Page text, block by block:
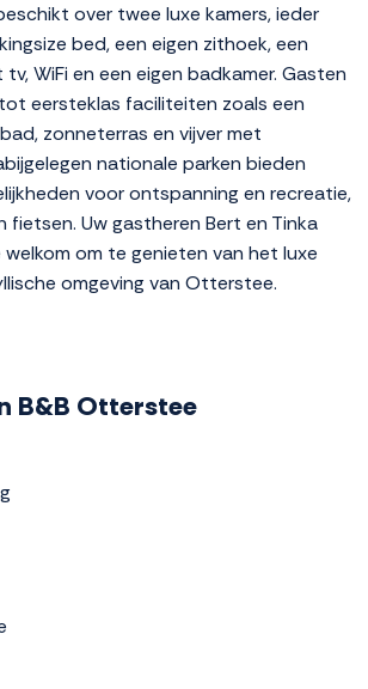
over twee luxe kamers, ieder
bed, een eigen zithoek, een
WiFi en een eigen badkamer. Gasten
eersteklas faciliteiten zoals een
zonneterras en vijver met
nationale parken bieden
voor ontspanning en recreatie,
fietsen. Uw gastheren Bert en Tinka
om te genieten van het luxe
omgeving van Otterstee.
B&B Otterstee